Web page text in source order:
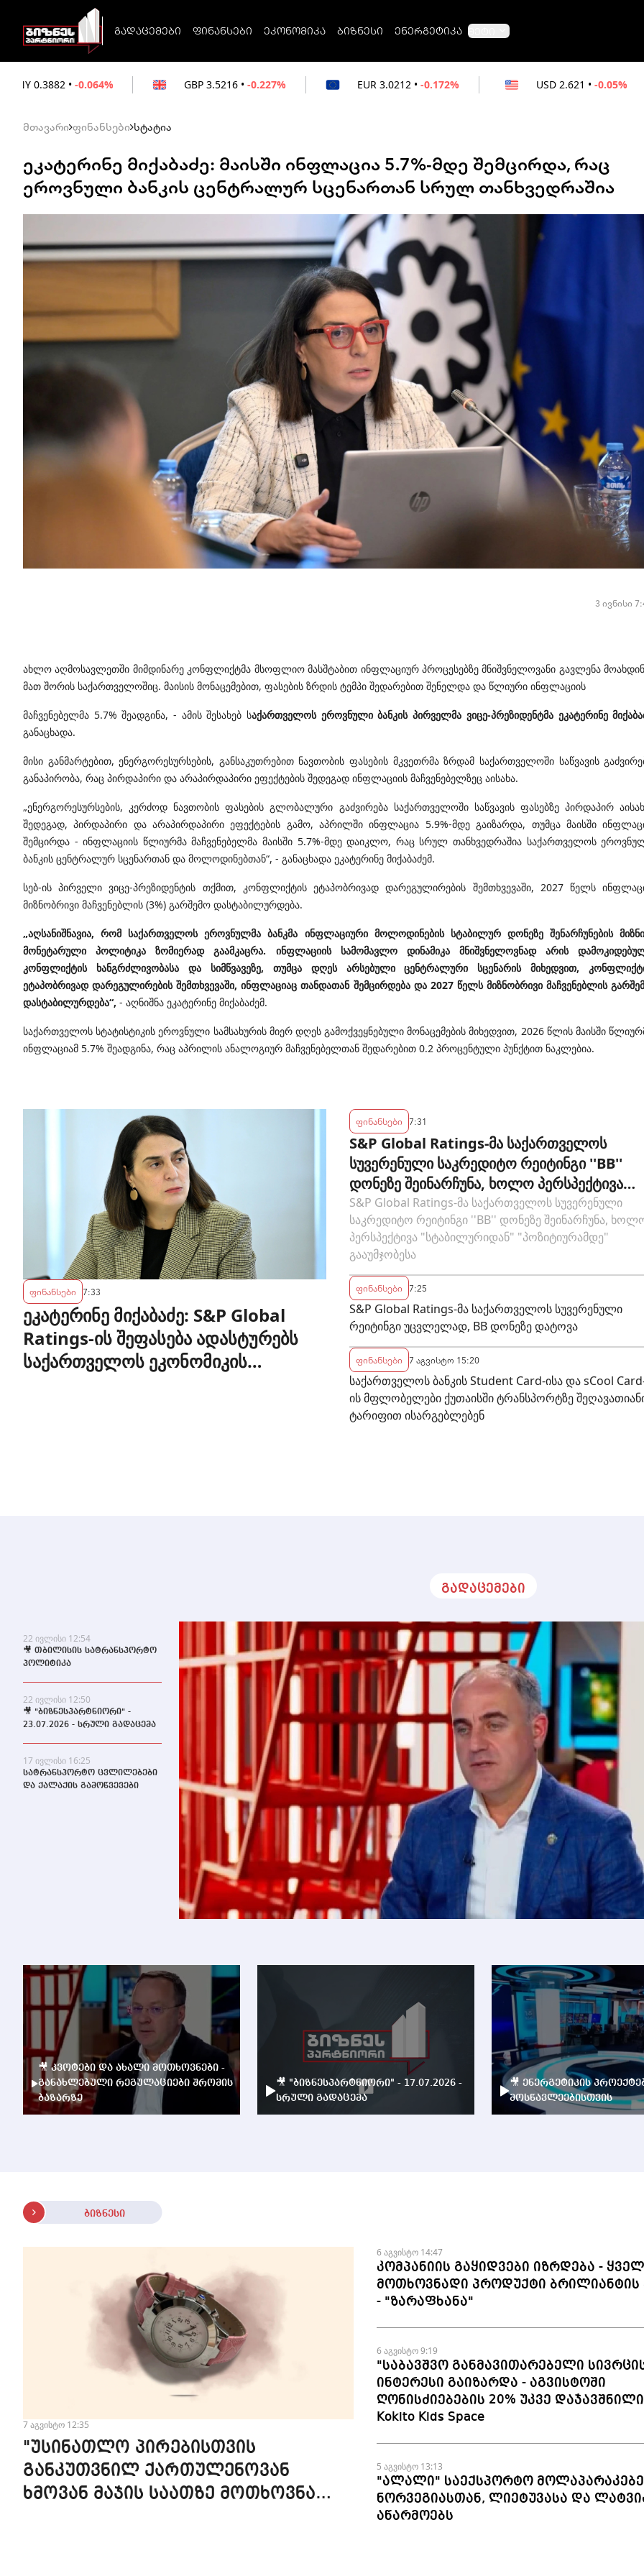
გადაცემები ფინანსები ეკონომიკა ბიზნესი ენერგეტიკა მეტი
GBP • -0.227% EUR • -0.172% USD -0.05% RUB
მთავარი ფინანსები სტატია
ეკატერინე მიქაბაძე: მაისში ინფლაცია 5.7%-მდე შემცირდა, რაც
ეროვნული ბანკის ცენტრალურ სცენართან სრულ თანხვედრაშია
3 ივნისი
ახლო აღმოსავლეთში მიმდინარე კონფლიქტმა მსოფლიო მასშტაბით ინფლაციურ პროცესებზე მნიშვნელოვანი გავლენა
მათ შორის საქართველოშიც. მაისის მონაცემებით, ფასების ზრდის ტემპი შედარებით შენელდა და წლიური ინფლაციის
მაჩვენებელმა 5.7% შეადგინა, - ამის შესახებ საქართველოს ეროვნული ბანკის პირველმა ვიცე-პრეზიდენტმა ეკატერინე
განაცხადა.
მისი განმარტებით, ენერგორესურსების, განსაკუთრებით ნავთობის ფასების მკვეთრმა ზრდამ საქართველოში საწვავის
განაპირობა, რაც პირდაპირი და არაპირდაპირი ეფექტების შედეგად ინფლაციის მაჩვენებელზეც აისახა.
„ენერგორესურსების, კერძოდ ნავთობის ფასების გლობალური გაძვირება საქართველოში საწვავის ფასებზე პირდაპირ
შედეგად, პირდაპირი და არაპირდაპირი ეფექტების გამო, აპრილში ინფლაცია 5.9%-მდე გაიზარდა, თუმცა მაისში
შემცირდა - ინფლაციის წლიურმა მაჩვენებელმა მაისში 5.7%-მდე დაიკლო, რაც სრულ თანხვედრაშია საქართველოს
ბანკის ცენტრალურ სცენართან და მოლოდინებთან“, - განაცხადა ეკატერინე მიქაბაძემ.
სებ-ის პირველი ვიცე-პრეზიდენტის თქმით, კონფლიქტის ეტაპობრივად დარეგულირების შემთხვევაში, 2027 წელს
მიზნობრივი მაჩვენებლის (3%) გარშემო დასტაბილურდება.
„აღსანიშნავია, რომ საქართველოს ეროვნულმა ბანკმა ინფლაციური მოლოდინების სტაბილურ დონეზე შენარჩუნების
მონეტარული პოლიტიკა ზომიერად გაამკაცრა. ინფლაციის სამომავლო დინამიკა მნიშვნელოვნად არის
კონფლიქტის ხანგრძლივობასა და სიმწვავეზე, თუმცა დღეს არსებული ცენტრალური სცენარის მიხედვით,
ეტაპობრივად დარეგულირების შემთხვევაში, ინფლაციაც თანდათან შემცირდება და 2027 წელს მიზნობრივი მაჩვენებლის
დასტაბილურდება“, - აღნიშნა ეკატერინე მიქაბაძემ.
საქართველოს სტატისტიკის ეროვნული სამსახურის მიერ დღეს გამოქვეყნებული მონაცემების მიხედვით, 2026 წლის მაისში
ინფლაციამ 5.7% შეადგინა, რაც აპრილის ანალოგიურ მაჩვენებელთან შედარებით 0.2 პროცენტული პუნქტით ნაკლებია.
ფინანსები 7:33
ეკატერინე მიქაბაძე: S&P Global
Ratings-ის შეფასება ადასტურებს
საქართველოს ეკონომიკის
ფინანსები 7:31
S&P Global Ratings-მა საქართველოს
სუვერენული საკრედიტო რეიტინგი ''BB''
დონეზე შეინარჩუნა, ხოლო პერსპექტივა
"სტაბილურიდან" "პოზიტიურამდე"
გააუმჯობესა
S&P Global Ratings-მა საქართველოს სუვერენული
საკრედიტო რეიტინგი ''BB'' დონეზე შეინარჩუნა,
პერსპექტივა "სტაბილურიდან" "პოზიტიურამდე"
გააუმჯობესა
ფინანსები 7:25
S&P Global Ratings-მა საქართველოს სუვერენული
რეიტინგი უცვლელად, BB დონეზე დატოვა
ფინანსები 7 აგვისტო 15:20
საქართველოს ბანკის Student Card-ისა და sCool
ის მფლობელები ქუთაისში ტრანსპორტზე
ტარიფით ისარგებლებენ
გადაცემები
22 ივლისი 12:54
🎥 თბილისის სატრანსპორტო
პოლიტიკა
22 ივლისი 12:50
🎥 "ბიზნესპარტნიორი" -
23.07.2026 - სრული გადაცემა
17 ივლისი 16:25
სატრანსპორტო ცვლილებები
და ქალაქის გამოწვევები
🎥 კვოტები და ახალი მოთხოვნები -
განახლებული რეგულაციები შრომის
ბაზარზე
🎥 "ბიზნესპარტნიორი" - 17.07.2026 -
სრული გადაცემა
🎥 ენერგეტიკის
მოსწავლეებისთვის
ბიზნესი
7 აგვისტო 12:35
"უსინათლო პირებისთვის
განკუთვნილ ქართულენოვან
ხმოვან მაჯის საათზე მოთხოვნა
6 აგვისტო 14:47
კომპანიის გაყიდვები იზრდება -
მოთხოვნადი პროდუქტი ბრილიანტის
- "ზარაფხანა"
6 აგვისტო 9:19
"საბავშვო განმავითარებელი
ინტერესი გაიზარდა - აგვისტოში
ღონისძიებების 20% უკვე
Kokito Kids Space
5 აგვისტო 13:13
"ალალი" საექსპორტო
ნორვეგიასთან, ლიეტუვასა და
აწარმოებს